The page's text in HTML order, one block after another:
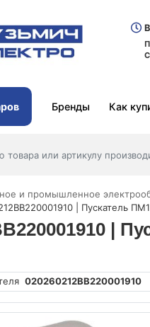
Бренды Как
и промышленное
| Пускатель
|
020260212ВВ220001910